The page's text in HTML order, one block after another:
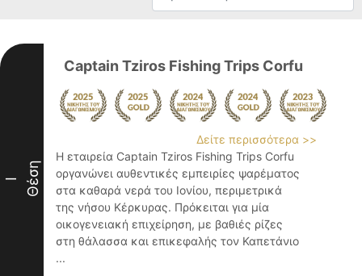
I Θέση
Captain Tziros Fishing Trips Corfu
Δείτε περισσότερα >>
Η εταιρεία Captain Tziros Fishing Trips Corfu
οργανώνει αυθεντικές εμπειρίες ψαρέματος
στα καθαρά νερά του Ιονίου, περιμετρικά
της νήσου Κέρκυρας. Πρόκειται για μία
οικογενειακή επιχείρηση, με βαθιές ρίζες
στη θάλασσα και επικεφαλής τον Καπετάνιο
...